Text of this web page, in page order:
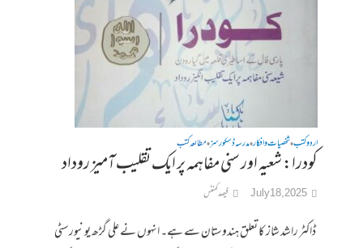
اردو کتب•شخصیات وافکار•مدرسہ ڈسکورسز•مطالعہ کتب
کودرا: شعیہ اور سنی مفاہمہ پر ایک تقلیب آمیز روداد
July 18, 2025 فیصد کمنٹس
ڈاکٹر راشد شاز کا تعلق ہندوستان سے ہے۔ انہوں نے علی گڑھ یونیورسٹی